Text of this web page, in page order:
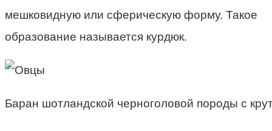
мешковидную или сферическую форму. Такое
образование называется курдюк.
Баран шотландской черноголовой породы с